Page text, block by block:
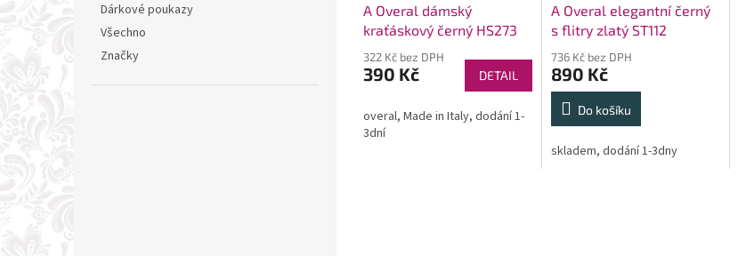
Dárkové poukazy
Všechno
Značky
A Overal dámský
kraťáskový černý HS273
322 Kč bez DPH
390 Kč DETAIL
overal, Made in Italy, dodání 1-
3dní
A Overal elegantní černý
s flitry zlatý ST112
736 Kč bez DPH
890 Kč
Do košíku
skladem, dodání 1-3dny